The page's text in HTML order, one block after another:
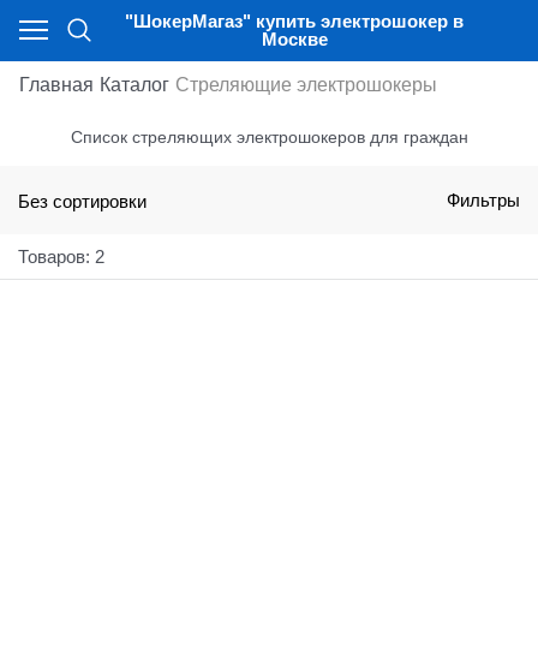
"ШокерМагаз" купить электрошокер в
Москве
Главная Каталог Стреляющие электрошокеры
Список стреляющих электрошокеров для граждан
Без сортировки Фильтры
Товаров: 2